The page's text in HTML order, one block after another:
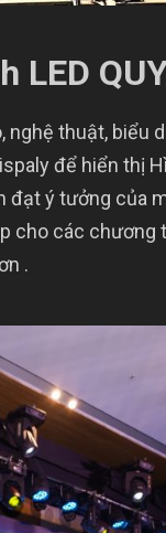
LED
thuật, biểu
để hiển thị
đạt ý tưởng của
cho các chương
.